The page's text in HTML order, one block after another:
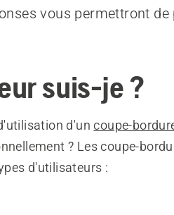
vous permettront de
suis-je ?
d'uncoupe-
? Les coupe-
d'utilisateurs :